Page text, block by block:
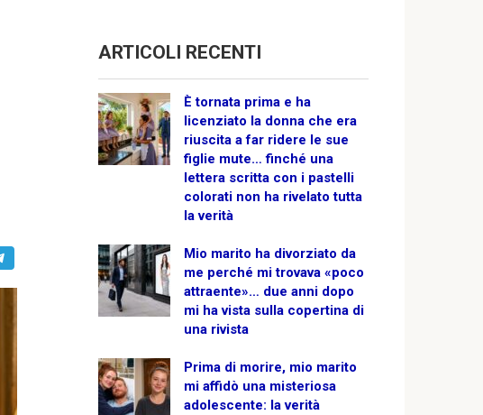
ARTICOLI RECENTI
È tornata prima e ha
licenziato la donna che era
riuscita a far ridere le sue
figlie mute… finché una
lettera scritta con i pastelli
colorati non ha rivelato tutta
la verità
Mio marito ha divorziato da
me perché mi trovava «poco
attraente»… due anni dopo
mi ha vista sulla copertina di
una rivista
Prima di morire, mio marito
mi affidò una misteriosa
adolescente: la verità